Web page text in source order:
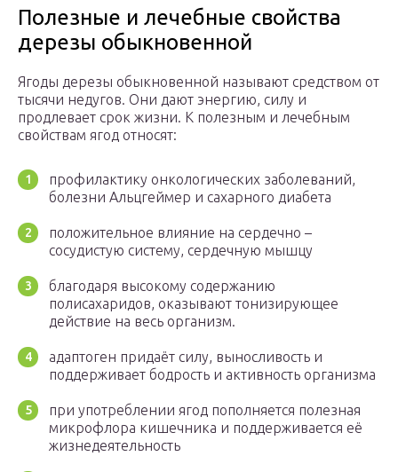
Полезные и лечебные свойства
дерезы обыкновенной
Ягоды дерезы обыкновенной называют средством от
тысячи недугов. Они дают энергию, силу и
продлевает срок жизни. К полезным и лечебным
свойствам ягод относят:
профилактику онкологических заболеваний,
болезни Альцгеймер и сахарного диабета
положительное влияние на сердечно –
сосудистую систему, сердечную мышцу
благодаря высокому содержанию
полисахаридов, оказывают тонизирующее
действие на весь организм.
адаптоген придаёт силу, выносливость и
поддерживает бодрость и активность организма
при употреблении ягод пополняется полезная
микрофлора кишечника и поддерживается её
жизнедеятельность